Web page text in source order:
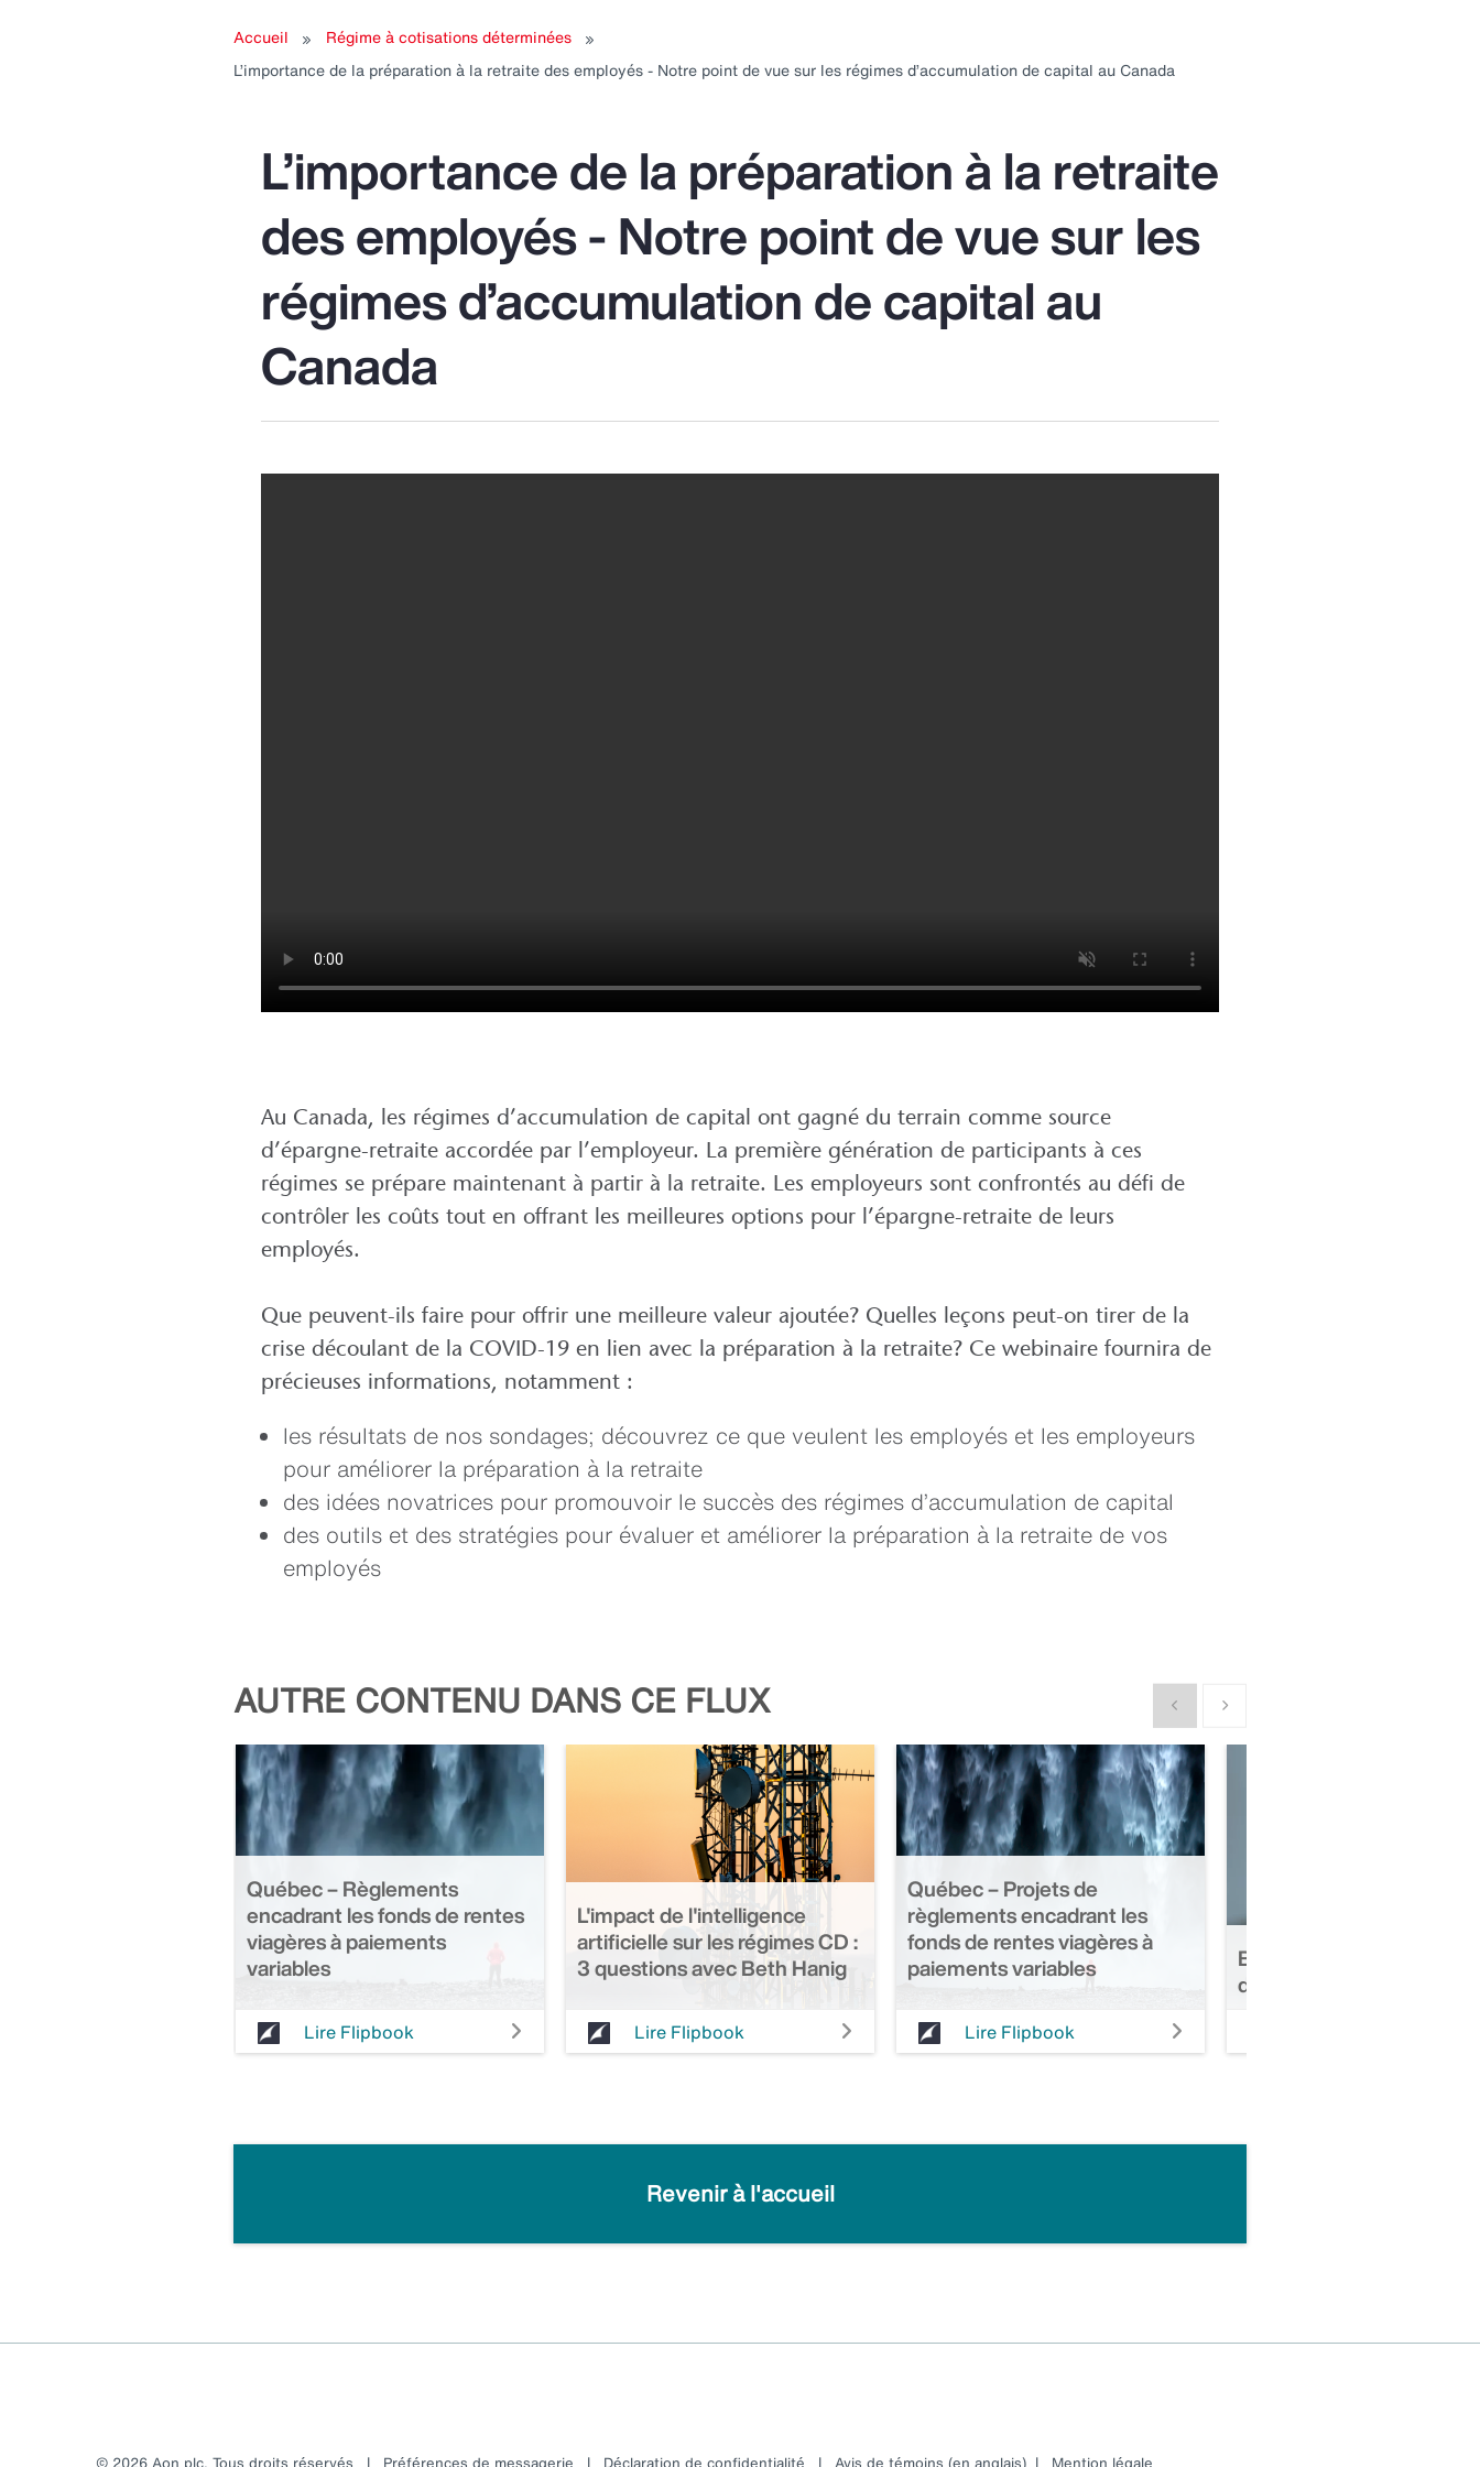
for:
Finances
for:
Ressources
Placements
Solutions
Gestion
Accueil
Régime à cotisations déterminées
L’importance de la préparation à la retraite des employés - Notre point de vue sur les régimes d’accumulation de capital au Canada
L’importance de la préparation à la retraite
des employés - Notre point de vue sur les
régimes d’accumulation de capital au
Canada
Au Canada, les régimes d’accumulation de capital ont gagné du terrain comme source
d’épargne-retraite accordée par l’employeur. La première génération de participants à ces
régimes se prépare maintenant à partir à la retraite. Les employeurs sont confrontés au défi de
contrôler les coûts tout en offrant les meilleures options pour l’épargne-retraite de leurs
employés.
Que peuvent-ils faire pour offrir une meilleure valeur ajoutée? Quelles leçons peut-on tirer de la
crise découlant de la COVID-19 en lien avec la préparation à la retraite? Ce webinaire fournira de
précieuses informations, notamment :
les résultats de nos sondages; découvrez ce que veulent les employés et les employeurs
pour améliorer la préparation à la retraite
des idées novatrices pour promouvoir le succès des régimes d’accumulation de capital
des outils et des stratégies pour évaluer et améliorer la préparation à la retraite de vos
employés
AUTRE CONTENU DANS CE FLUX Show previousShow next
Québec – Règlements
encadrant les fonds de rentes
viagères à paiements
variables
Lire Flipbook
L'impact de l'intelligence
artificielle sur les régimes CD :
3 questions avec Beth Hanig
Lire Flipbook
Québec – Projets de
règlements encadrant les
fonds de rentes viagères à
paiements variables
Lire Flipbook
Bulletin d'information sur
directives ACOR
Revenir à l'accueil